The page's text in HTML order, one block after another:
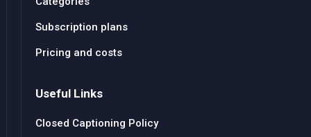
Subscription plans
Pricing and costs
Useful Links
Closed Captioning Policy